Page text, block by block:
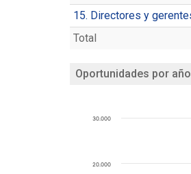
15. Directores y
Total
Oportunidades por año
20.000
30.000